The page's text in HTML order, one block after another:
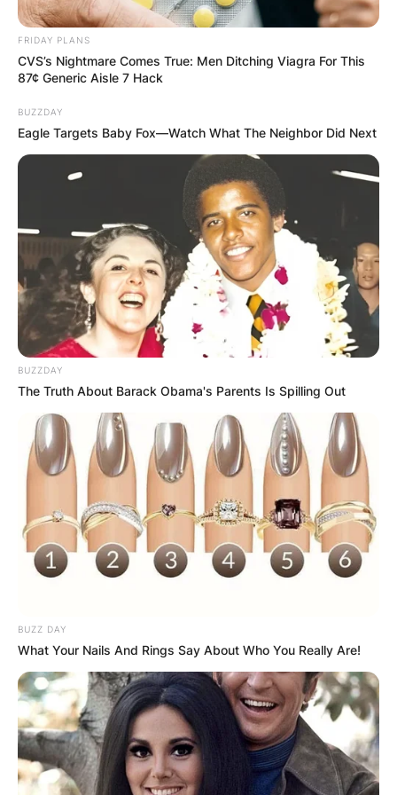
Прва македонска ракија со
мирис како парфем
Дестилеријата Плетварски нуди голем избор
на овошни ракии кои ги носат запоставените
плодови во центарот на вниманието. Од
ароматична ракија
Прочитај повеќе
КОНТАКТИРАЈ СО НАС:
info@gladiator.mk
За нас
Политика на приватност
ПАРТНЕРИ:
FRIDAY PLANS
CVS’s Nightmare Comes True: Men Ditching Viagra For This
87¢ Generic Aisle 7 Hack
BUZZDAY
Eagle Targets Baby Fox—Watch What The Neighbor Did Next
BUZZDAY
The Truth About Barack Obama's Parents Is Spilling Out
BUZZ DAY
What Your Nails And Rings Say About Who You Really Are!